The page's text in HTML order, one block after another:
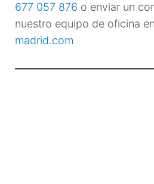
677 057 876 o enviar un
nuestro equipo de oficina en
madrid.com